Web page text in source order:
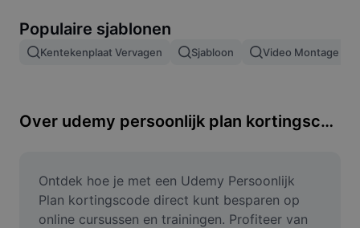
Afbeeldingen samenvoegen
Afbeeldingsformaat wijzigen
Memegenerator
AI Text Remover
Populaire sjablonen
Kentekenplaat Vervagen Sjabloon Video Montage
Over udemy persoonlijk plan kortingscode
Ontdek hoe je met een Udemy Persoonlijk
Plan kortingscode direct kunt besparen op
online cursussen en trainingen. Profiteer van